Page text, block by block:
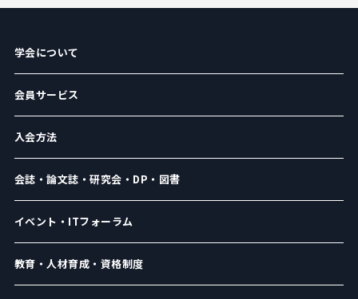
学会について
会員サービス
入会方法
会誌・論文誌・研究会・DP・図書
イベント・ITフォーラム
教育・人材育成・資格制度